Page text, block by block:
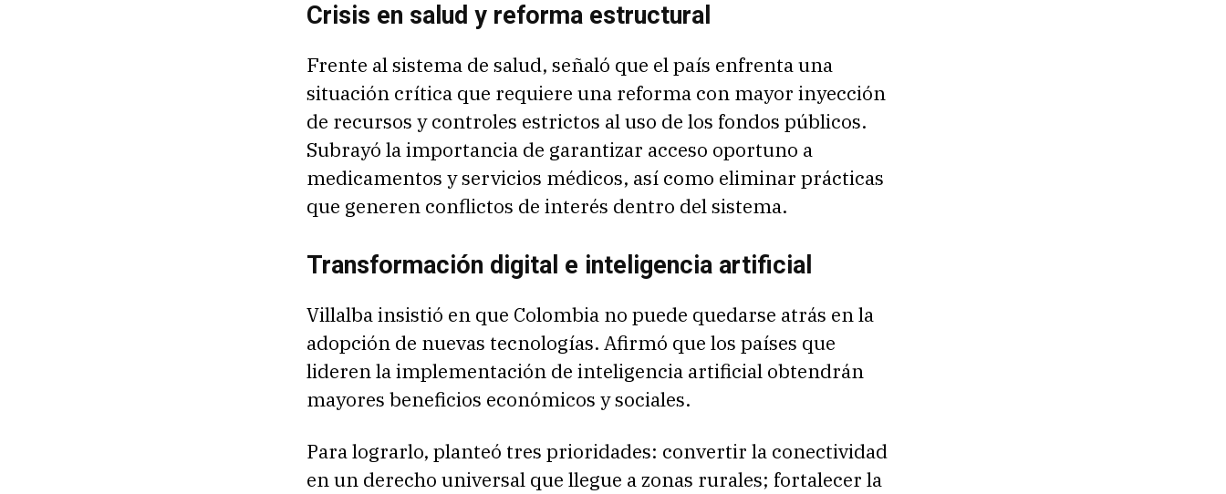
Crisis en salud y reforma estructural
Frente al sistema de salud, señaló que el país enfrenta una
situación crítica que requiere una reforma con mayor inyección
de recursos y controles estrictos al uso de los fondos públicos.
Subrayó la importancia de garantizar acceso oportuno a
medicamentos y servicios médicos, así como eliminar prácticas
que generen conflictos de interés dentro del sistema.
Transformación digital e inteligencia artificial
Villalba insistió en que Colombia no puede quedarse atrás en la
adopción de nuevas tecnologías. Afirmó que los países que
lideren la implementación de inteligencia artificial obtendrán
mayores beneficios económicos y sociales.
Para lograrlo, planteó tres prioridades: convertir la conectividad
en un derecho universal que llegue a zonas rurales; fortalecer la